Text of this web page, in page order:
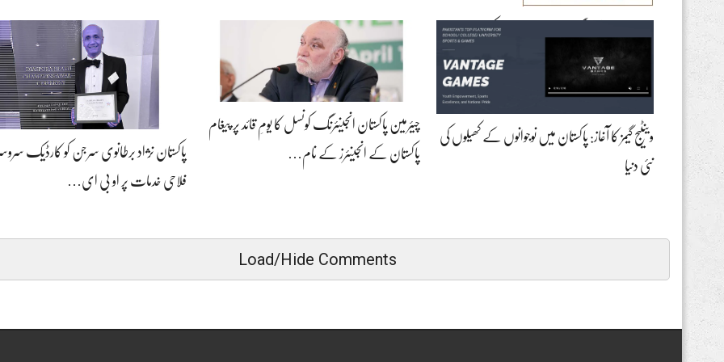
ایران اسرائیل جنگ اور پٹرو ڈالر نظام کو لاحق
پاکستان نژاد برطانوی سرجن کو کارڈیک
فلاحی خدمات پر او بی ای…
چیئرمین پاکستان انجینئرنگ کونسل کا یومِ قائد پر پیغام
پاکستان کے انجینئرز کے نام…
وینٹیج گیمز کا آغاز: پاکستان میں نوجوانوں کے کھیلوں کی
نئی دنیا
Load/Hide Comments